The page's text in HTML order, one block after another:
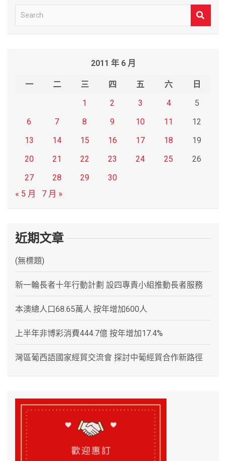
e
2011 年 6 月
一 二 三 四 五 六
日
1
2 3 4
5
6
7 8 9 10 11
12
13
14 15 16 17 18
19
20
21 22 23 24 25
26
27
28 29
30
« 5 月
7 月 »
近期文章
(無標題)
新一輪長者十年行動計劃 設四專責小組推動長者服務
本澳總人口68.65萬人 按年增加600人
上半年非博彩消費444.7億 按年增加17.4%
灣區葡西語國家經貿交流會 探討中葡經貿合作新路徑